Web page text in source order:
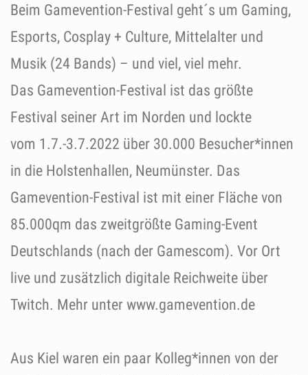
Beim Gamevention-Festival geht´s um Gaming,
Esports, Cosplay + Culture, Mittelalter und
Musik (24 Bands) – und viel, viel mehr.
Das Gamevention-Festival ist das größte
Festival seiner Art im Norden und lockte
vom 1.7.-3.7.2022 über 30.000 Besucher*innen
in die Holstenhallen, Neumünster. Das
Gamevention-Festival ist mit einer Fläche von
85.000qm das zweitgrößte Gaming-Event
Deutschlands (nach der Gamescom). Vor Ort
live und zusätzlich digitale Reichweite über
Twitch. Mehr unter www.gamevention.de
Aus Kiel waren ein paar Kolleg*innen von der